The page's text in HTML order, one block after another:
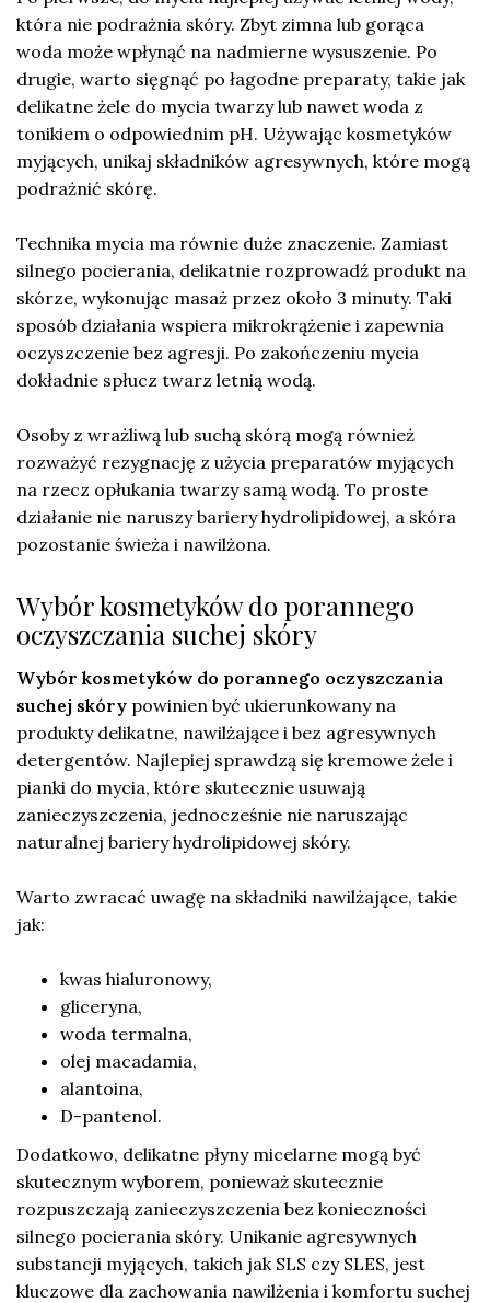
która nie podrażnia skóry. Zbyt zimna lub gorąca
woda może wpłynąć na nadmierne wysuszenie. Po
drugie, warto sięgnąć po łagodne preparaty, takie jak
delikatne żele do mycia twarzy lub nawet woda z
tonikiem o odpowiednim pH. Używając kosmetyków
myjących, unikaj składników agresywnych, które mogą
podrażnić skórę.
Technika mycia ma równie duże znaczenie. Zamiast
silnego pocierania, delikatnie rozprowadź produkt na
skórze, wykonując masaż przez około 3 minuty. Taki
sposób działania wspiera mikrokrążenie i zapewnia
oczyszczenie bez agresji. Po zakończeniu mycia
dokładnie spłucz twarz letnią wodą.
Osoby z wrażliwą lub suchą skórą mogą również
rozważyć rezygnację z użycia preparatów myjących
na rzecz opłukania twarzy samą wodą. To proste
działanie nie naruszy bariery hydrolipidowej, a skóra
pozostanie świeża i nawilżona.
Wybór kosmetyków do porannego
oczyszczania suchej skóry
Wybór kosmetyków do porannego oczyszczania
suchej skóry powinien być ukierunkowany na
produkty delikatne, nawilżające i bez agresywnych
detergentów. Najlepiej sprawdzą się kremowe żele i
pianki do mycia, które skutecznie usuwają
zanieczyszczenia, jednocześnie nie naruszając
naturalnej bariery hydrolipidowej skóry.
Warto zwracać uwagę na składniki nawilżające, takie
jak:
kwas hialuronowy,
gliceryna,
woda termalna,
olej macadamia,
alantoina,
D-pantenol.
Dodatkowo, delikatne płyny micelarne mogą być
skutecznym wyborem, ponieważ skutecznie
rozpuszczają zanieczyszczenia bez konieczności
silnego pocierania skóry. Unikanie agresywnych
substancji myjących, takich jak SLS czy SLES, jest
kluczowe dla zachowania nawilżenia i komfortu suchej